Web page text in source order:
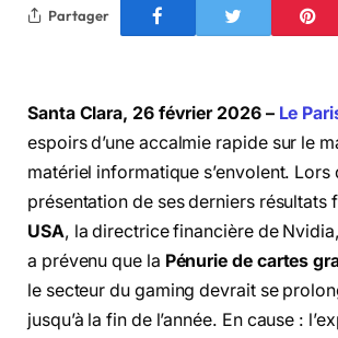
Partager
Santa Clara, 26 février 2026 – Le
espoirs d’une accalmie rapide sur le
matériel informatique s’envolent. Lors
présentation de ses derniers résultats
USA, la directrice financière de
a prévenu que la Pénurie de cartes
le secteur du gaming devrait se
jusqu’à la fin de l’année. En cause :